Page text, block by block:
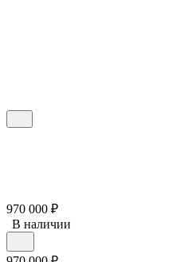
970 000 ₽
В наличии